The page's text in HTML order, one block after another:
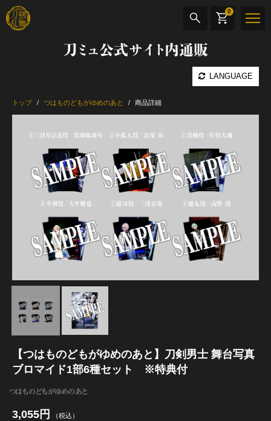
刀ミュ公式サイト内通販
LANGUAGE
0
最新カテゴリー
加州清光 単騎出陣 極
江 おん すていじ かうんとだうんぱーてぃー
トップ つはものどもがゆめのあと 商品詳細
【つはものどもがゆめのあと】刀剣男士 舞台写真
ブロマイド1部6種セット ※特典付
つはものどもがゆめのあと
3,055円 （税込）